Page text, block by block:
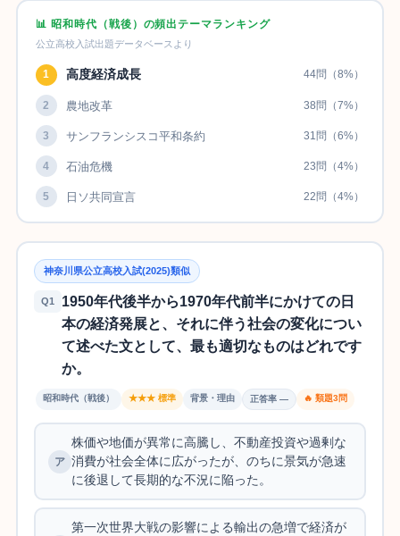
📊 昭和時代（戦後）の頻出テーマランキング
公立高校入試出題データベースより
1 高度経済成長 44問（8%）
2 農地改革 38問（7%）
3 サンフランシスコ平和条約 31問（6%）
4 石油危機 23問（4%）
5 日ソ共同宣言 22問（4%）
神奈川県公立高校入試(2025)類似
Q1
1950年代後半から1970年代前半にかけての日
本の経済発展と、それに伴う社会の変化につい
て述べた文として、最も適切なものはどれです
か。
昭和時代（戦後） ★★★ 標準 背景・理由 正答率 — 🔥 類題3問
株価や地価が異常に高騰し、不動産投資や過剰な
消費が社会全体に広がったが、のちに景気が急速
に後退して長期的な不況に陥った。
第一次世界大戦の影響による輸出の急増で経済が